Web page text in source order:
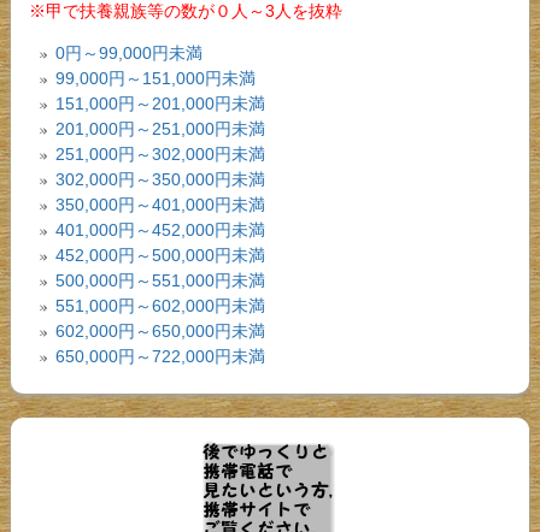
※甲で扶養親族等の数が０人～3人を抜粋
0円～99,000円未満
99,000円～151,000円未満
151,000円～201,000円未満
201,000円～251,000円未満
251,000円～302,000円未満
302,000円～350,000円未満
350,000円～401,000円未満
401,000円～452,000円未満
452,000円～500,000円未満
500,000円～551,000円未満
551,000円～602,000円未満
602,000円～650,000円未満
650,000円～722,000円未満